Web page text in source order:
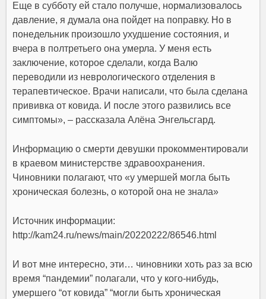
Еще в субботу ей стало получше, нормализовалось
давление, я думала она пойдет на поправку. Но в
понедельник произошло ухудшение состояния, и
вчера в полтретьего она умерла. У меня есть
заключение, которое сделали, когда Валю
переводили из неврологического отделения в
терапевтическое. Врачи написали, что была сделана
прививка от ковида. И после этого развились все
симптомы», – рассказала Алёна Энгельсгард.
Информацию о смерти девушки прокомментировали
в краевом министерстве здравоохранения.
Чиновники полагают, что «у умершей могла быть
хроническая болезнь, о которой она не знала»
Источник информации:
http://kam24.ru/news/main/20220222/86546.html
И вот мне интересно, эти… чиновники хоть раз за всю
время “пандемии” полагали, что у кого-нибудь,
умершего “от ковида” “могли быть хроническая